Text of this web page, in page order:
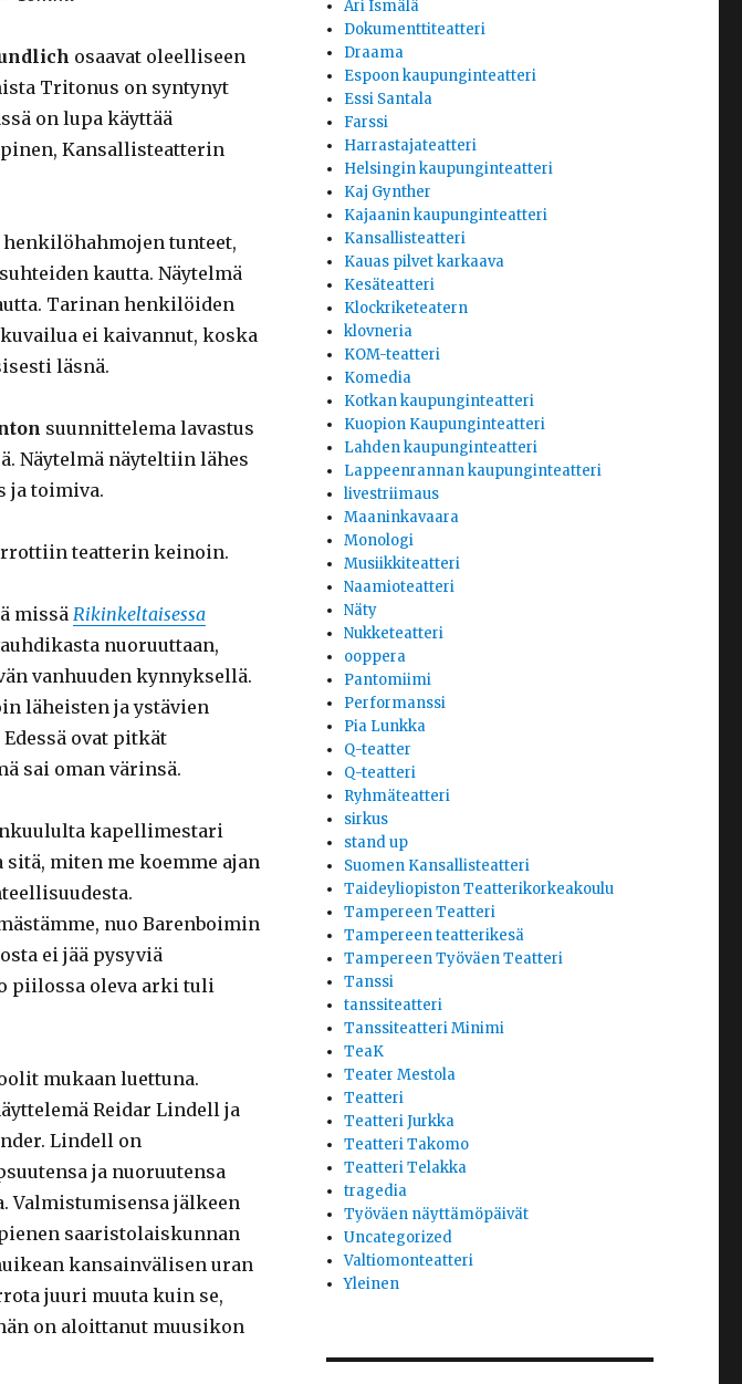
osaavat oleelliseen
Tritonus on syntynyt
on lupa käyttää
Kansallisteatterin
tunteet,
kautta. Näytelmä
Tarinan henkilöiden
ei kaivannut, koska
läsnä.
suunnittelema lavastus
Näytelmä näyteltiin lähes
ja toimiva.
teatterin keinoin.
missä Rikinkeltaisessa
nuoruuttaan,
vanhuuden kynnyksellä.
läheisten ja ystävien
ovat pitkät
sai oman värinsä.
kapellimestari
sitä, miten me koemme ajan
nuo Barenboimin
ei jää pysyviä
piilossa oleva arki tuli
mukaan luettuna.
Reidar Lindell ja
Lindell on
ja nuoruutensa
Valmistumisensa jälkeen
saaristolaiskunnan
kansainvälisen uran
juuri muuta kuin se,
on aloittanut muusikon
Ari Ismälä
Dokumenttiteatteri
Draama
Espoon kaupunginteatteri
Essi Santala
Farssi
Harrastajateatteri
Helsingin kaupunginteatteri
Kaj Gynther
Kajaanin kaupunginteatteri
Kansallisteatteri
Kauas pilvet karkaava
Kesäteatteri
Klockriketeatern
klovneria
KOM-teatteri
Komedia
Kotkan kaupunginteatteri
Kuopion Kaupunginteatteri
Lahden kaupunginteatteri
Lappeenrannan kaupunginteatteri
livestriimaus
Maaninkavaara
Monologi
Musiikkiteatteri
Naamioteatteri
Näty
Nukketeatteri
ooppera
Pantomiimi
Performanssi
Pia Lunkka
Q-teatter
Q-teatteri
Ryhmäteatteri
sirkus
stand up
Suomen Kansallisteatteri
Taideyliopiston Teatterikorkeakoulu
Tampereen Teatteri
Tampereen teatterikesä
Tampereen Työväen Teatteri
Tanssi
tanssiteatteri
Tanssiteatteri Minimi
TeaK
Teater Mestola
Teatteri
Teatteri Jurkka
Teatteri Takomo
Teatteri Telakka
tragedia
Työväen näyttämöpäivät
Uncategorized
Valtiomonteatteri
Yleinen